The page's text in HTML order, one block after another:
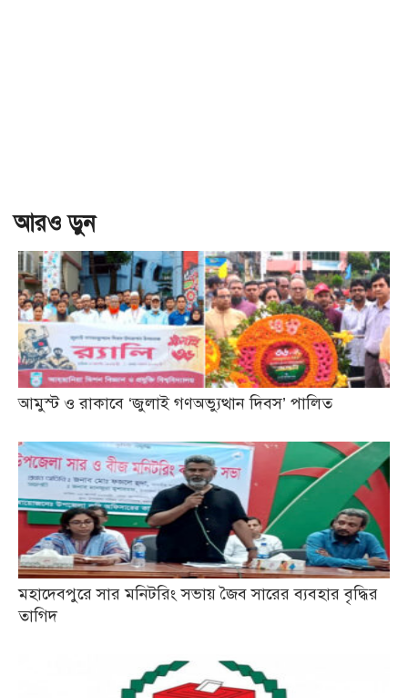
আরও ড়ুন
আমুস্ট ও রাকাবে ‘জুলাই গণঅভ্যুত্থান দিবস’ পালিত
মহাদেবপুরে সার মনিটরিং সভায় জৈব সারের ব্যবহার বৃদ্ধির
তাগিদ